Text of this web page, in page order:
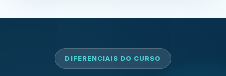
DIFERENCIAIS DO CURSO